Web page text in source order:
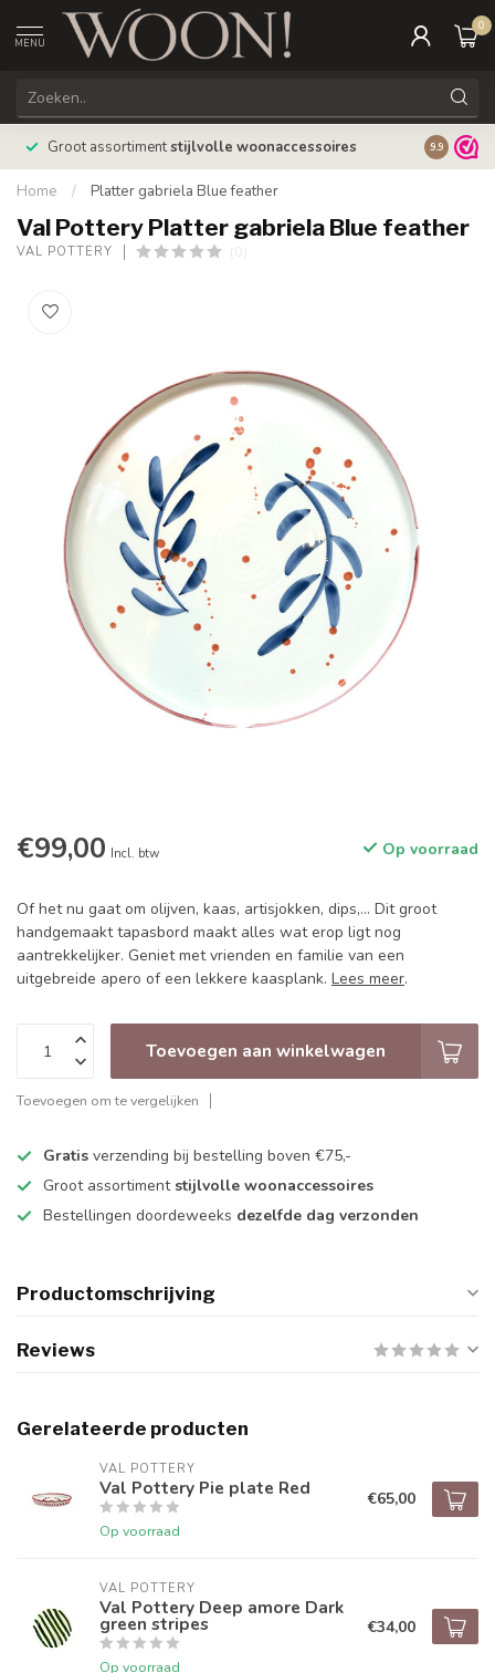
MENU
0
Groot assortimentstijlvolle woonaccessoires 9.9
Home / Platter gabriela Blue feather
Val Pottery Platter gabriela Blue feather
VAL POTTERY (0)
€99,00 Incl. btw Op voorraad
Of het nu gaat om olijven, kaas, artisjokken, dips,... Dit groot
handgemaakt tapasbord maakt alles wat erop ligt nog
aantrekkelijker. Geniet met vrienden en familie van een
uitgebreide apero of een lekkere kaasplank. Lees meer.
Toevoegen aan winkelwagen
Toevoegen om te vergelijken
Gratis verzending bij bestelling boven €75,-
Groot assortiment stijlvolle woonaccessoires
Bestellingen doordeweeks dezelfde dag verzonden
Productomschrijving
Reviews
Gerelateerde producten
VAL POTTERY
Val Pottery Pie plate Red
Op voorraad
€65,00
VAL POTTERY
Val Pottery Deep amore Dark
green stripes
Op voorraad
€34,00